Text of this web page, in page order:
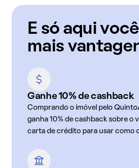
E só aqui
mais
Ganhe 10% de cashback
Comprando o imóvel pelo
ganha 10% de cashback sobre o
carta de crédito para usar como